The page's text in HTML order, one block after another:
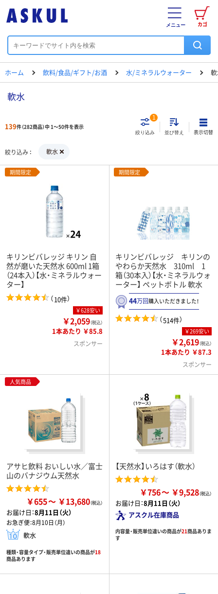
カゴ
メニュー
ホーム 飲料/食品/ギフト/お酒 水/ミネラルウォーター
軟水
139件（282商品）中 1～50件を表示
絞り込み
1
並び替え 表示切替
絞り込み 軟水
期間限定
キリンビバレッジ キリン 自
然が磨いた天然水 600ml 1箱
（24本入）【水・ミネラルウォー
ター】
（10件）
￥628安い
￥2,059（税込）
1本あたり ￥85.8
スポンサー
期間限定
キリンビバレッジ キリンの
やわらか天然水 310ml 1
箱（30本入）【水・ミネラルウォ
ーター】 ペットボトル 軟水
44万回購入いただきました！
（514件）
￥269安い
￥2,619（税込）
1本あたり ￥87.3
スポンサー
人気商品
アサヒ飲料 おいしい水／富士
山のバナジウム天然水
￥655 ￥13,680
お届け日：8月11日（火）
お急ぎ便：8月10日（月）
軟水
種類・容量タイプ・販売単位違いの商品が18
商品あります
【天然水】いろはす（軟水）
￥756 ￥9,528
お届け日：8月11日（火）
アスクル在庫商品
内容量・販売単位違いの商品が21商品ありま
す